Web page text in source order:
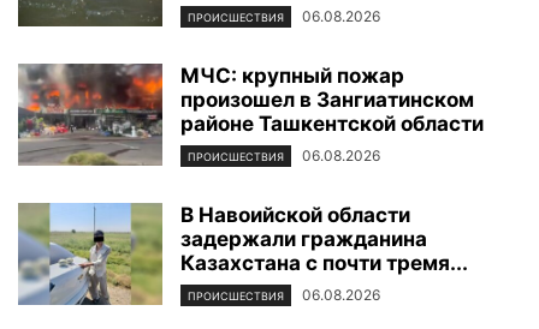
ПРОИСШЕСТВИЯ 06.08.2026
МЧС: крупный пожар
произошел в Зангиатинском
районе Ташкентской области
ПРОИСШЕСТВИЯ 06.08.2026
В Навоийской области
задержали гражданина
Казахстана с почти тремя...
ПРОИСШЕСТВИЯ 06.08.2026